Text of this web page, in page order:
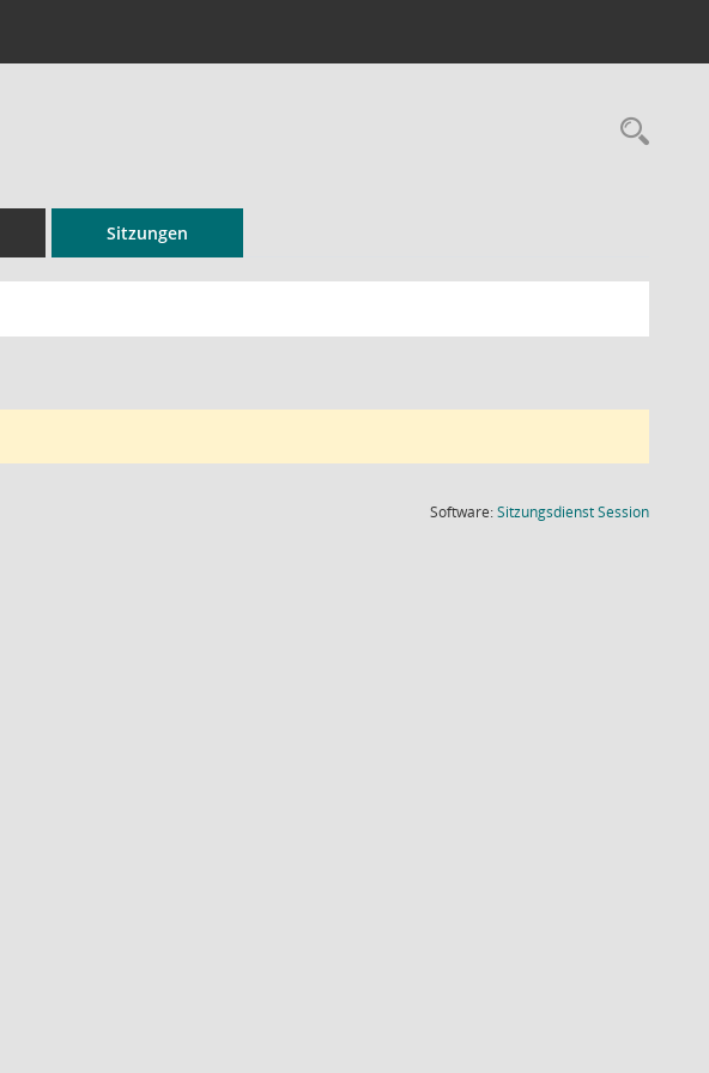
Sitzungen
Software:SitzungsdienstSession(Wird in